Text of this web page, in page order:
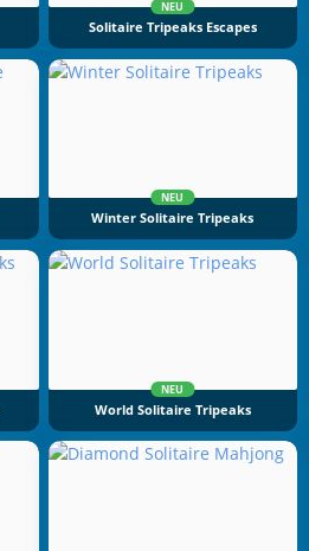
NEU
Solitaire Tripeaks Escapes
NEU
Winter Solitaire Tripeaks
NEU
World Solitaire Tripeaks